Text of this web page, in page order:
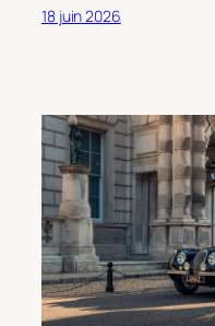
18 juin 2026